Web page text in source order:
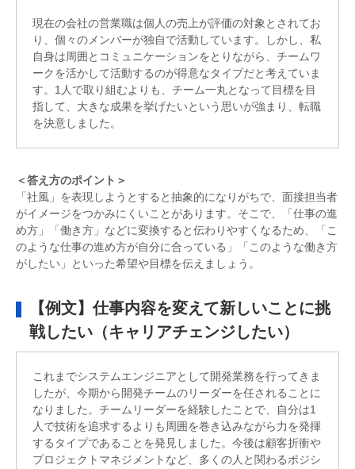
現在の会社の営業職は個人の売上が評価の対象とされてお
り、個々のメンバーが独自で活動しています。しかし、私
自身は周囲とコミュニケーションをとりながら、チームワ
ークを活かして活動するのが得意なタイプだと考えていま
す。1人で取り組むよりも、チーム一丸となって目標を目
指して、大きな成果を挙げたいという思いが強まり、転職
を決意しました。
＜答え方のポイント＞
「社風」を表現しようとすると抽象的になりがちで、面接担当者
がイメージをつかみにくいことがあります。そこで、「仕事の進
め方」「働き方」などに変換すると伝わりやすくなるため、「こ
のような仕事の進め方が自分に合っている」「このような働き方
がしたい」といった希望や目標を伝えましょう。
【例文】仕事内容を変えて新しいことに挑
戦したい（キャリアチェンジしたい）
これまでシステムエンジニアとして開発業務を行ってきま
したが、今期から開発チームのリーダーを任されることに
なりました。チームリーダーを経験したことで、自分は1
人で技術を追求するよりも周囲を巻き込みながら力を発揮
するタイプであることを発見しました。今後は顧客折衝や
プロジェクトマネジメントなど、多くの人と関わるポジシ